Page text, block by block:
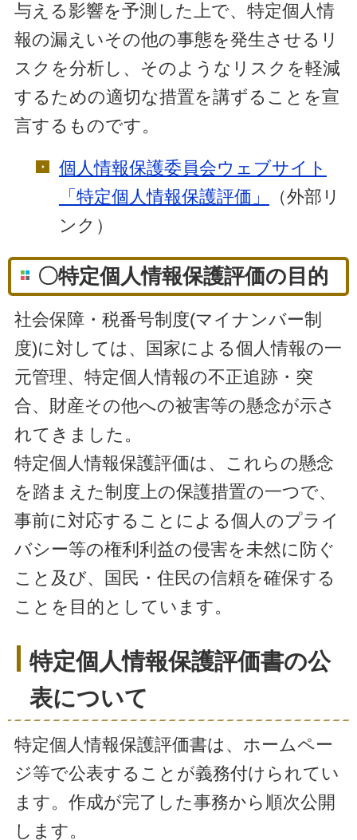
与える影響を予測した上で、特定個人情
報の漏えいその他の事態を発生させるリ
スクを分析し、そのようなリスクを軽減
するための適切な措置を講ずることを宣
言するものです。
個人情報保護委員会ウェブサイト
「特定個人情報保護評価」
（外部リ
ンク）
〇特定個人情報保護評価の目的
社会保障・税番号制度(マイナンバー制
度)に対しては、国家による個人情報の一
元管理、特定個人情報の不正追跡・突
合、財産その他への被害等の懸念が示さ
れてきました。
特定個人情報保護評価は、これらの懸念
を踏まえた制度上の保護措置の一つで、
事前に対応することによる個人のプライ
バシー等の権利利益の侵害を未然に防ぐ
こと及び、国民・住民の信頼を確保する
ことを目的としています。
特定個人情報保護評価書の公
表について
特定個人情報保護評価書は、ホームペー
ジ等で公表することが義務付けられてい
ます。作成が完了した事務から順次公開
します。